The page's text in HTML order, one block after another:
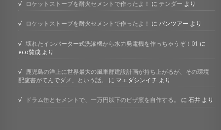
ロケットストーブを耐火セメントで作ったよ！ に テンダー より
ロケットストーブを耐火セメントで作ったよ！ にパンツアー より
壊れたインバーター式洗濯機から水力発電機を作っちゃうぞ！01 に
eco賛成 より
鹿児島の洋上に世界最大の風車群建設計画が持ち上がるが、その環境
配慮書がてんでダメ、という話。
に マエダシンイチ より
ドラム缶とセメントで、一万円以下のピザ窯を自作する。 に石井 より